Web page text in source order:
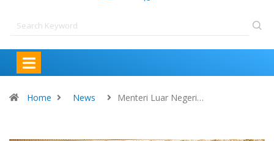
Home News Menteri Luar Negeri…